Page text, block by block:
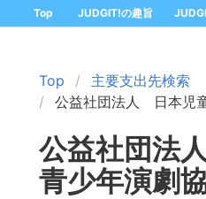
Top JUDGIT!の趣旨
Top
主要支出先検索
公益社団法人 日本児
公益社団法
青少年演劇